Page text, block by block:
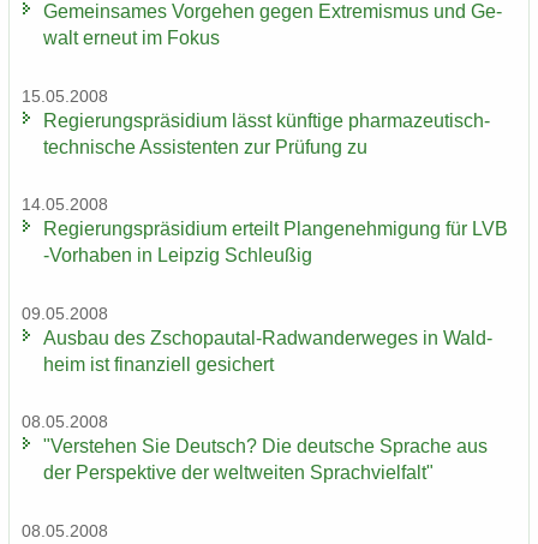
Ge­mein­sa­mes Vor­ge­hen gegen Ex­tre­mis­mus und Ge­
walt er­neut im Fokus
15.05.2008
Re­gie­rungs­prä­si­di­um lässt künf­ti­ge pharmazeutisch-​
technische As­sis­ten­ten zur Prü­fung zu
14.05.2008
Re­gie­rungs­prä­si­di­um er­teilt Plan­ge­neh­mi­gung für LVB
-​Vorhaben in Leip­zig Schleu­ßig
09.05.2008
Aus­bau des Zschopautal-​Radwanderweges in Wald­
heim ist fi­nan­zi­ell ge­si­chert
08.05.2008
"Ver­ste­hen Sie Deutsch? Die deut­sche Spra­che aus
der Per­spek­ti­ve der welt­wei­ten Sprach­viel­falt"
08.05.2008